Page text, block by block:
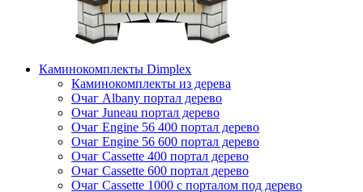
Каминокомплекты Dimplex
Каминокомплекты из дерева
Очаг Albany портал дерево
Очаг Juneau портал дерево
Очаг Engine 56 400 портал дерево
Очаг Engine 56 600 портал дерево
Очаг Cassette 400 портал дерево
Очаг Cassette 600 портал дерево
Очаг Cassette 1000 с порталом под дерево